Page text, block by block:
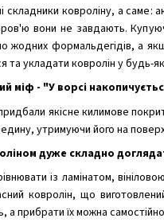
складники ковроліну, а саме:
вони не завдають.
жодних формальдегідів, а
та укладати ковролін у будь-
міф - "У ворсі
якісне килимове
утримуючи його на
дуже складно
із ламінатом,
ковролін, що
а прибрати їх можна